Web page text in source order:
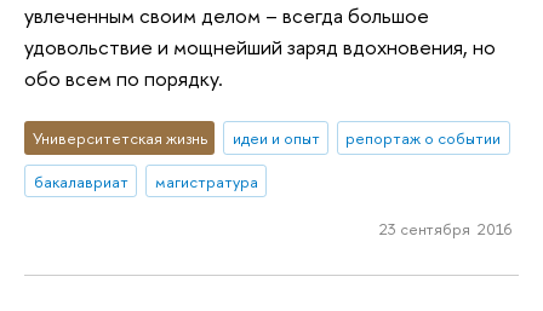
увлеченным своим делом – всегда большое
удовольствие и мощнейший заряд вдохновения, но
обо всем по порядку.
Университетская жизнь идеи и опыт
репортаж о событии
бакалавриат
магистратура
23 сентября 2016